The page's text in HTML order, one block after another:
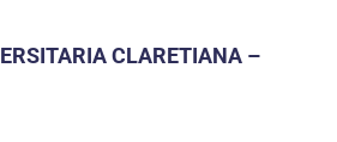
CLARETIANA –